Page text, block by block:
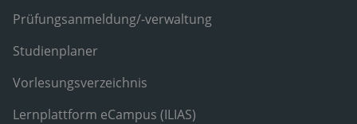
Prüfungsanmeldung/-verwaltung
Studienplaner
Vorlesungsverzeichnis
Lernplattform eCampus (ILIAS)